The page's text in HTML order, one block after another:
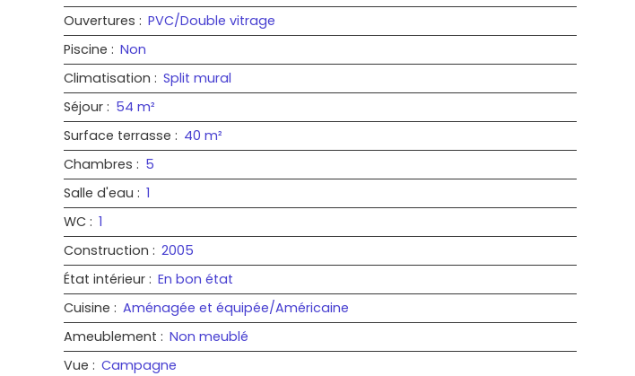
Ouvertures : PVC/Double vitrage
Piscine : Non
Climatisation : Split mural
Séjour : 54 m²
Surface terrasse : 40 m²
Chambres : 5
Salle d'eau : 1
WC : 1
Construction : 2005
État intérieur : En bon état
Cuisine : Aménagée et équipée/Américaine
Ameublement : Non meublé
Vue : Campagne